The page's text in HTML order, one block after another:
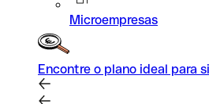
Microempresas
Encontre o plano ideal para si